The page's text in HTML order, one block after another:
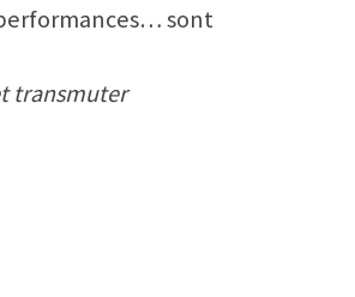
sont
transmuter